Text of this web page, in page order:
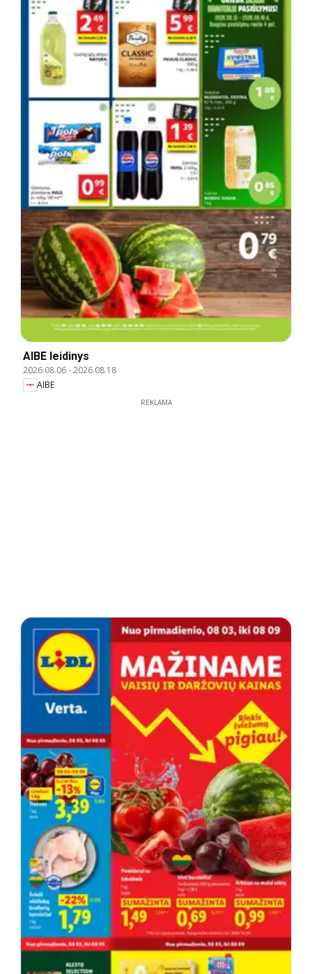
AIBE leidinys
2026.08.06-2026.08.18
AIBE
REKLAMA